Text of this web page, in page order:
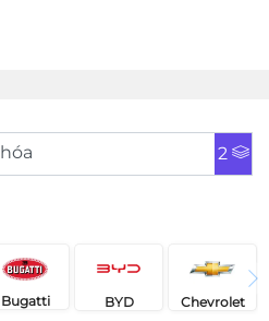
2
Bugatti BYD Chevrolet